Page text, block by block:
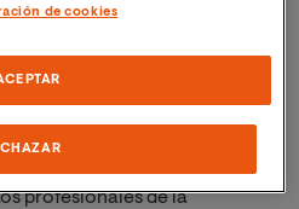
viendo los mismos problemas
profesionales de la
de cookies